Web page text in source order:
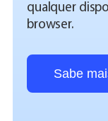
qualquer
browser.
Sabe